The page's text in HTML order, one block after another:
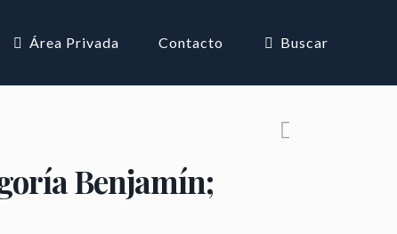
Área Privada Contacto Buscar
Benjamín;